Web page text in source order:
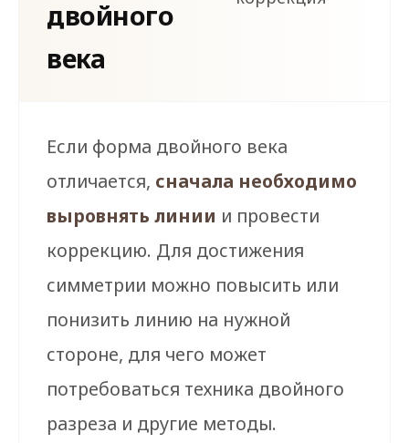
двойного
века
Если форма двойного века
отличается, сначала необходимо
выровнять линии и провести
коррекцию. Для достижения
симметрии можно повысить или
понизить линию на нужной
стороне, для чего может
потребоваться техника двойного
разреза и другие методы.